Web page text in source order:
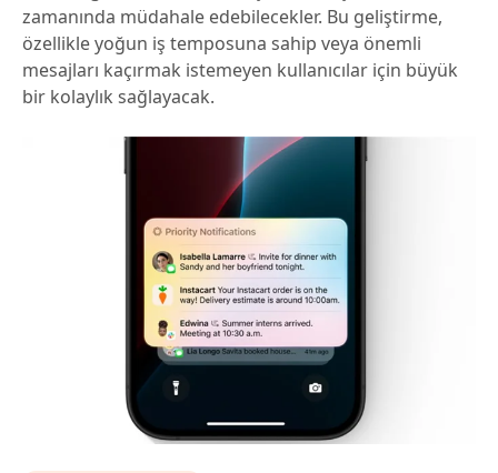
zamanında müdahale edebilecekler. Bu geliştirme,
özellikle yoğun iş temposuna sahip veya önemli
mesajları kaçırmak istemeyen kullanıcılar için büyük
bir kolaylık sağlayacak.